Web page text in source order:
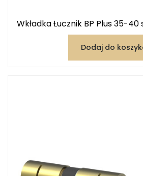
Wkładka Łucznik BP Plus 35-
Dodaj do